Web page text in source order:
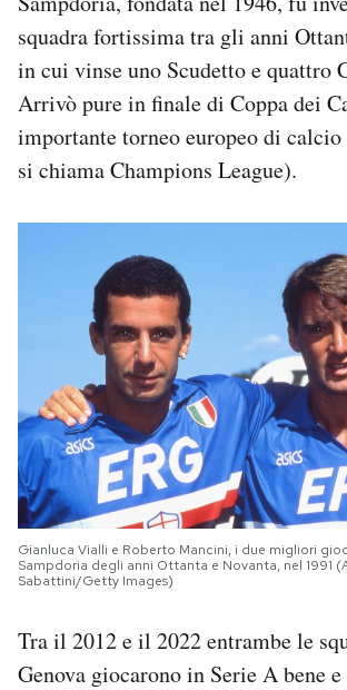
squadra fortissima tra gli anni
in cui vinse uno Scudetto e quattro
Arrivò pure in finale di Coppa dei
importante torneo europeo di
si chiama Champions League).
Gianluca Vialli e Roberto Mancini, i due migliori
Sampdoria degli anni Ottanta e Novanta, nel 1991
Sabattini/Getty Images)
Tra il 2012 e il 2022 entrambe le
Genova giocarono in Serie A bene